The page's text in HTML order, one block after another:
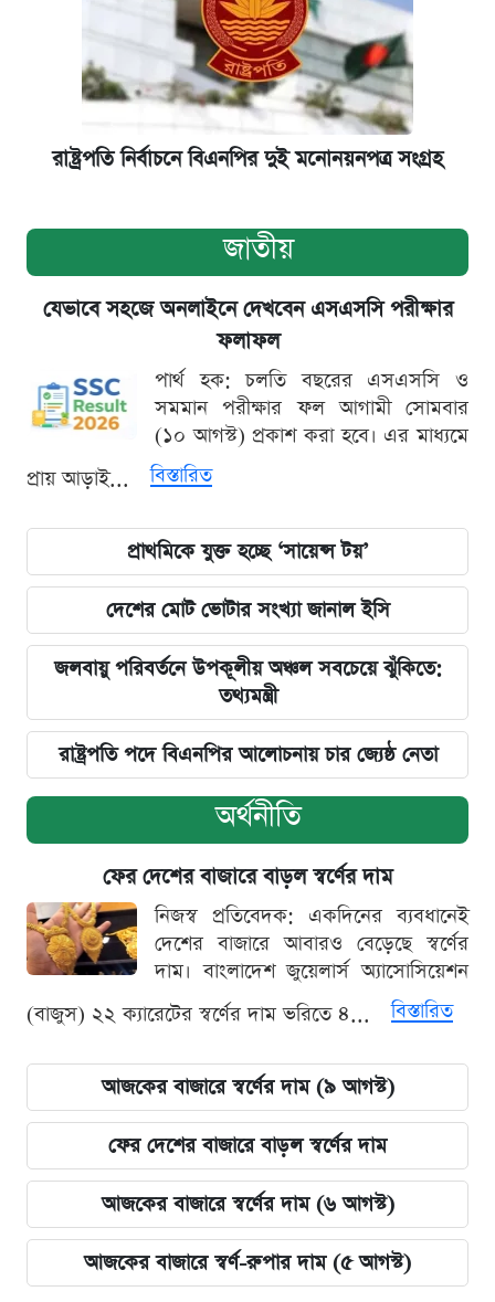
রাষ্ট্রপতি নির্বাচনে বিএনপির দুই মনোনয়নপত্র সংগ্রহ
জাতীয়
যেভাবে সহজে অনলাইনে দেখবেন এসএসসি পরীক্ষার
ফলাফল
পার্থ হক: চলতি বছরের এসএসসি ও
সমমান পরীক্ষার ফল আগামী সোমবার
(১০ আগস্ট) প্রকাশ করা হবে। এর মাধ্যমে
প্রায় আড়াই...
বিস্তারিত
প্রাথমিকে যুক্ত হচ্ছে ‘সায়েন্স টয়’
দেশের মোট ভোটার সংখ্যা জানাল ইসি
জলবায়ু পরিবর্তনে উপকূলীয় অঞ্চল সবচেয়ে ঝুঁকিতে:
তথ্যমন্ত্রী
রাষ্ট্রপতি পদে বিএনপির আলোচনায় চার জ্যেষ্ঠ নেতা
অর্থনীতি
ফের দেশের বাজারে বাড়ল স্বর্ণের দাম
নিজস্ব প্রতিবেদক: একদিনের ব্যবধানেই
দেশের বাজারে আবারও বেড়েছে স্বর্ণের
দাম। বাংলাদেশ জুয়েলার্স অ্যাসোসিয়েশন
(বাজুস) ২২ ক্যারেটের স্বর্ণের দাম ভরিতে ৪...
বিস্তারিত
আজকের বাজারে স্বর্ণের দাম (৯ আগস্ট)
ফের দেশের বাজারে বাড়ল স্বর্ণের দাম
আজকের বাজারে স্বর্ণের দাম (৬ আগস্ট)
আজকের বাজারে স্বর্ণ-রুপার দাম (৫ আগস্ট)